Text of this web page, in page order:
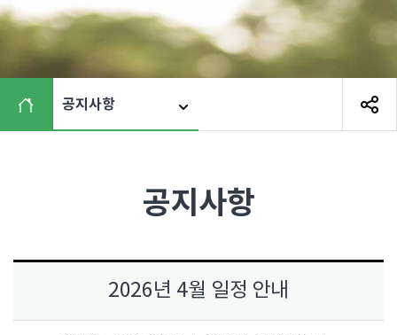
업
박
물
관
"
공지사항
공지사항
2026년 4월 일정 안내